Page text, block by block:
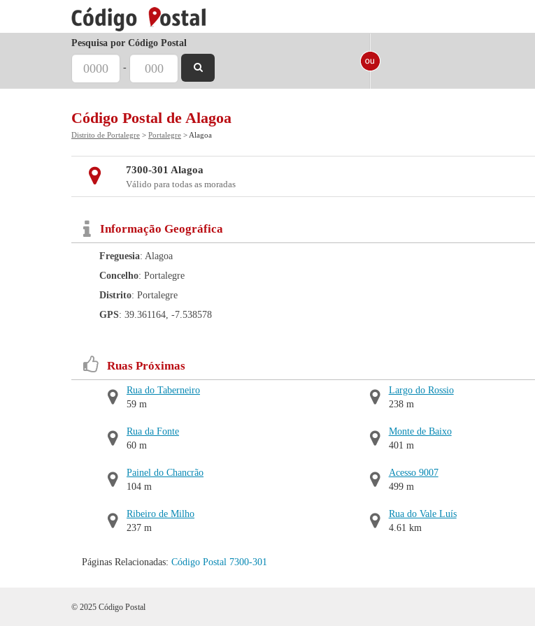
Pesquisa por Código Postal
-
Código Postal de Alagoa
Distrito de Portalegre > Portalegre > Alagoa
7300-301 Alagoa
Válido para todas as moradas
Informação Geográfica
Freguesia: Alagoa
Concelho: Portalegre
Distrito: Portalegre
GPS: 39.361164, -7.538578
Ruas Próximas
Rua do Taberneiro
59 m
Rua da Fonte
60 m
Painel do Chancrão
104 m
Ribeiro de Milho
237 m
Largo do Rossio
238 m
Monte de Baixo
401 m
Acesso 9007
499 m
Rua do Vale Luís
4.61 km
Páginas Relacionadas: Código Postal 7300-301
© 2025 Código Postal